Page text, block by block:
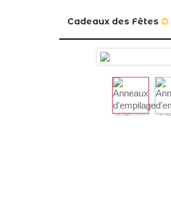
Cadeaux des Fêtes